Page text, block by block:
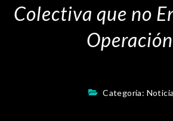
Colectiva que no
Categoría: